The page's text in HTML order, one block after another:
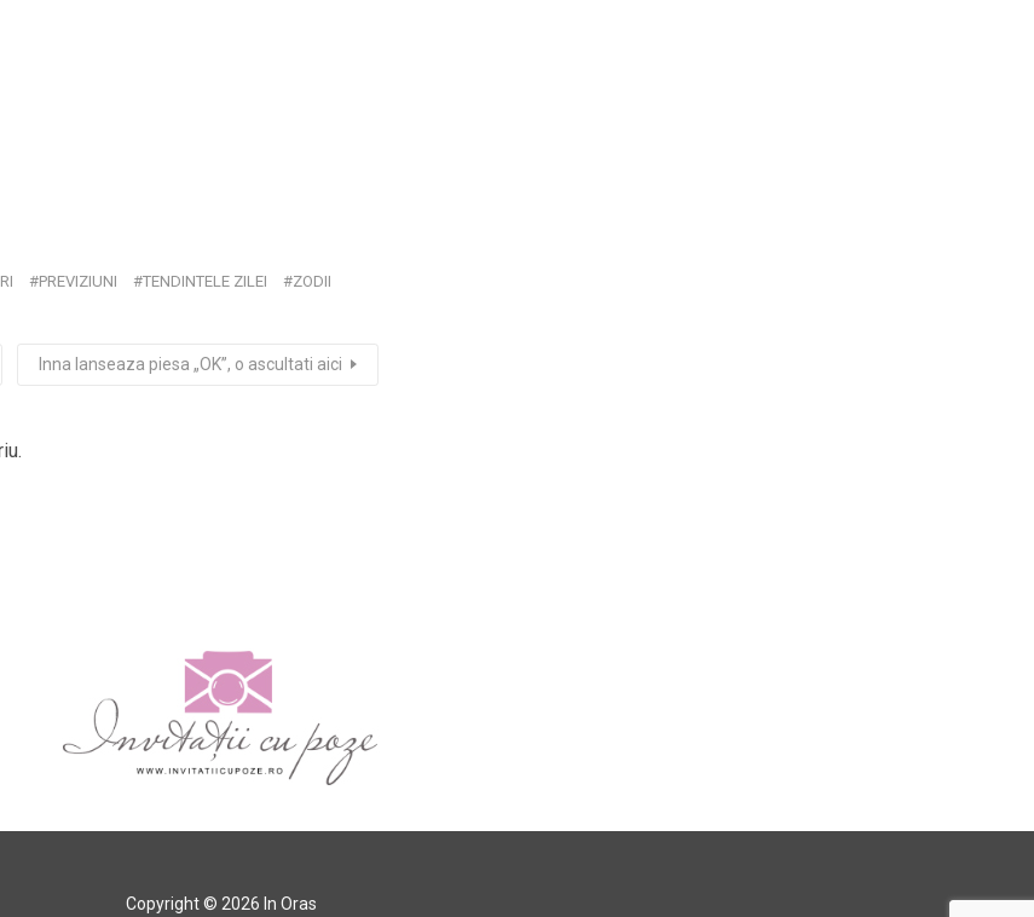
PREVIZIUNI TENDINTELE ZILEI ZODII
Inna lanseaza piesa „OK”, o ascultati aici
Copyright © 2026 In Oras